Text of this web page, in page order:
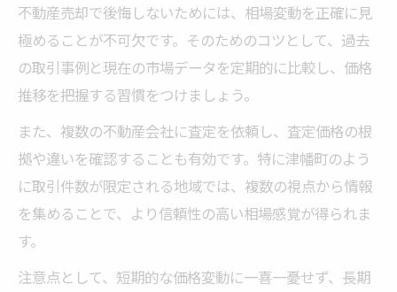
不動産売却で後悔しないためには、相場変動を正確に見
極めることが不可欠です。そのためのコツとして、過去
の取引事例と現在の市場データを定期的に比較し、価格
推移を把握する習慣をつけましょう。
また、複数の不動産会社に査定を依頼し、査定価格の根
拠や違いを確認することも有効です。特に津幡町のよう
に取引件数が限定される地域では、複数の視点から情報
を集めることで、より信頼性の高い相場感覚が得られま
す。
注意点として、短期的な価格変動に一喜一憂せず、長期